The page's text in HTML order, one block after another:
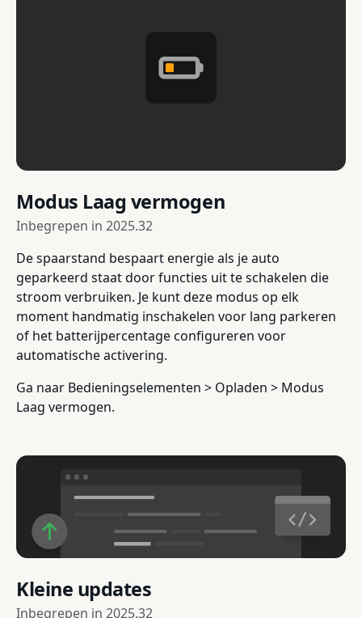
Modus Laag vermogen
Inbegrepen in 2025.32
De spaarstand bespaart energie als je auto
geparkeerd staat door functies uit te schakelen die
stroom verbruiken. Je kunt deze modus op elk
moment handmatig inschakelen voor lang parkeren
of het batterijpercentage configureren voor
automatische activering.
Ga naar Bedieningselementen > Opladen > Modus
Laag vermogen.
Kleine updates
Inbegrepen in 2025.32